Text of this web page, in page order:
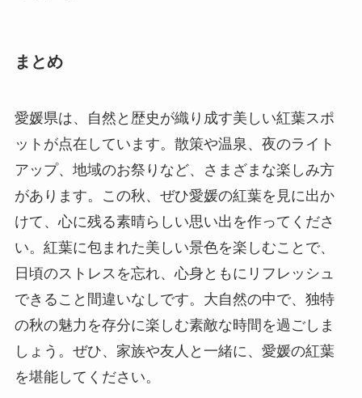
まとめ
愛媛県は、自然と歴史が織り成す美しい紅葉スポ
ットが点在しています。散策や温泉、夜のライト
アップ、地域のお祭りなど、さまざまな楽しみ方
があります。この秋、ぜひ愛媛の紅葉を見に出か
けて、心に残る素晴らしい思い出を作ってくださ
い。紅葉に包まれた美しい景色を楽しむことで、
日頃のストレスを忘れ、心身ともにリフレッシュ
できること間違いなしです。大自然の中で、独特
の秋の魅力を存分に楽しむ素敵な時間を過ごしま
しょう。ぜひ、家族や友人と一緒に、愛媛の紅葉
を堪能してください。